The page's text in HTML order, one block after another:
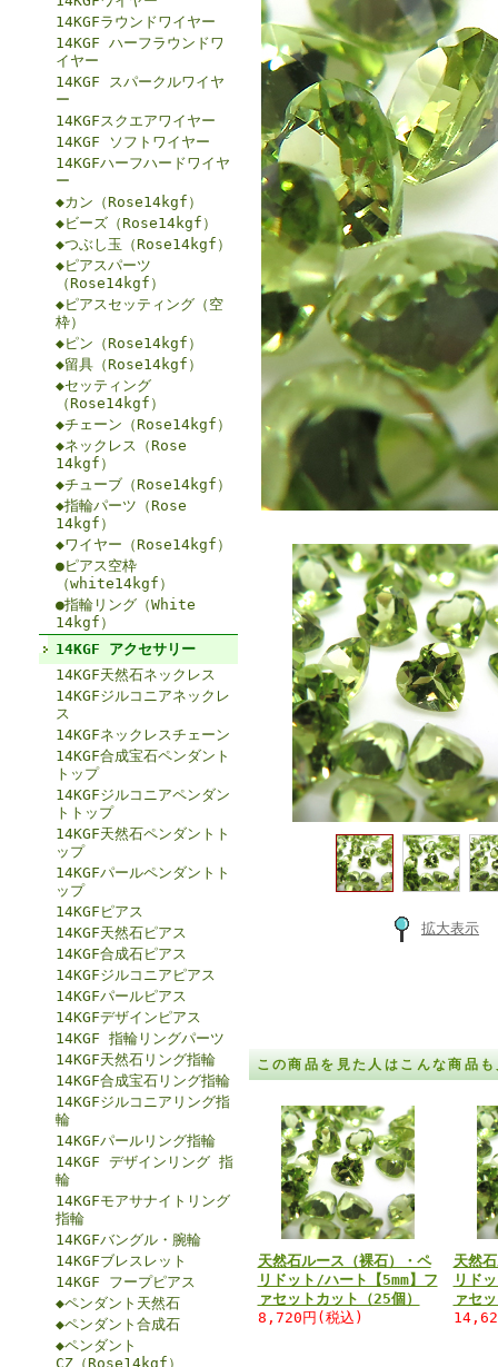
14KGFラウンドワイヤー
14KGF ハーフラウンドワ
イヤー
14KGF スパークルワイヤ
ー
14KGFスクエアワイヤー
14KGF ソフトワイヤー
14KGFハーフハードワイヤ
ー
◆カン（Rose14kgf）
◆ビーズ（Rose14kgf）
◆つぶし玉（Rose14kgf）
◆ピアスパーツ
（Rose14kgf）
◆ピアスセッティング（空
枠）
◆ピン（Rose14kgf）
◆留具（Rose14kgf）
◆セッティング
（Rose14kgf）
◆チェーン（Rose14kgf）
◆ネックレス（Rose
14kgf）
◆チューブ（Rose14kgf）
◆指輪パーツ（Rose
14kgf）
◆ワイヤー（Rose14kgf）
●ピアス空枠
（white14kgf）
●指輪リング（White
14kgf）
14KGF アクセサリー
14KGF天然石ネックレス
14KGFジルコニアネックレ
ス
14KGFネックレスチェーン
14KGF合成宝石ペンダント
トップ
14KGFジルコニアペンダン
トトップ
14KGF天然石ペンダントト
ップ
14KGFパールペンダントト
ップ
14KGFピアス
14KGF天然石ピアス
14KGF合成石ピアス
14KGFジルコニアピアス
14KGFパールピアス
14KGFデザインピアス
14KGF 指輪リングパーツ
14KGF天然石リング指輪
14KGF合成宝石リング指輪
14KGFジルコニアリング指
輪
14KGFパールリング指輪
14KGF デザインリング 指
輪
14KGFモアサナイトリング
指輪
14KGFバングル・腕輪
14KGFブレスレット
14KGF フープピアス
◆ペンダント天然石
◆ペンダント合成石
◆ペンダント
CZ（Rose14kgf）
拡大表示
この商品を見た人はこんな商品
天然石ルース（裸石）・ペ
リドット/ハート【5mm】フ
ァセットカット（25個）
8,720円(税込)
天然
リド
ァセ